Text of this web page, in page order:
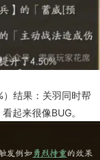
结果：关羽同时帮
起来很像BUG。